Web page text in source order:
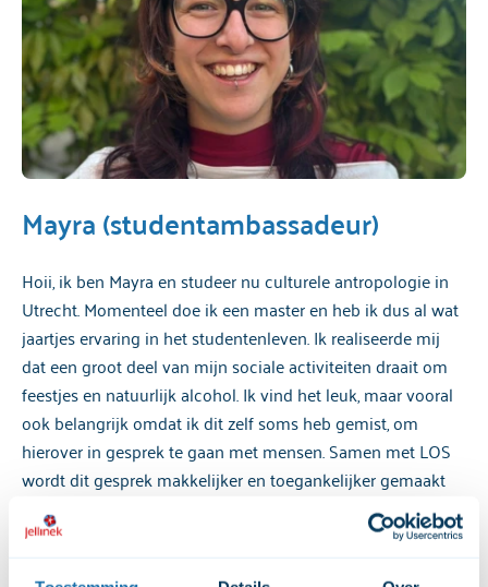
Mayra (studentambassadeur)
Hoii, ik ben Mayra en studeer nu culturele antropologie in
Utrecht. Momenteel doe ik een master en heb ik dus al wat
jaartjes ervaring in het studentenleven. Ik realiseerde mij
dat een groot deel van mijn sociale activiteiten draait om
feestjes en natuurlijk alcohol. Ik vind het leuk, maar vooral
ook belangrijk omdat ik dit zelf soms heb gemist, om
hierover in gesprek te gaan met mensen. Samen met LOS
wordt dit gesprek makkelijker en toegankelijker gemaakt
en spreek ik mensen die ik anders niet zo snel zou spreken.